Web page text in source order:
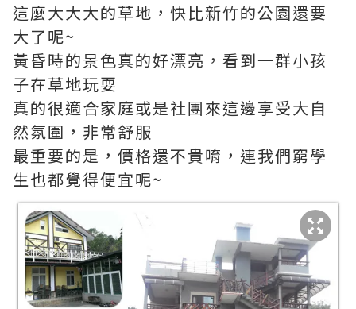
這麼大大大的草地，快比新竹的公園還要
大了呢~
黃昏時的景色真的好漂亮，看到一群小孩
子在草地玩耍
真的很適合家庭或是社團來這邊享受大自
然氛圍，非常舒服
最重要的是，價格還不貴唷，連我們窮學
生也都覺得便宜呢~